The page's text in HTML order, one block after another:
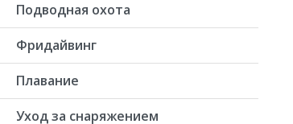
Подводная охота
Фридайвинг
Плавание
Уход за снаряжением